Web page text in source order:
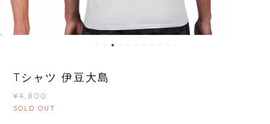
Tシャツ 伊豆大島
¥4,800
SOLD OUT